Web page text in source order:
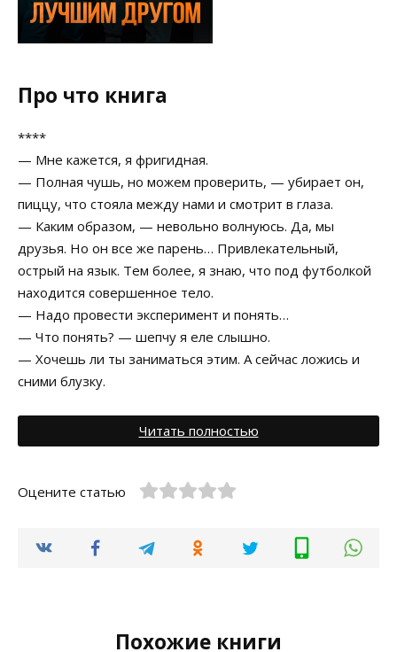
Про что книга
****
— Мне кажется, я фригидная.
— Полная чушь, но можем проверить, — убирает он,
пиццу, что стояла между нами и смотрит в глаза.
— Каким образом, — невольно волнуюсь. Да, мы
друзья. Но он все же парень… Привлекательный,
острый на язык. Тем более, я знаю, что под футболкой
находится совершенное тело.
— Надо провести эксперимент и понять…
— Что понять? — шепчу я еле слышно.
— Хочешь ли ты заниматься этим. А сейчас ложись и
сними блузку.
Читать полностью
Оцените статью
Похожие книги